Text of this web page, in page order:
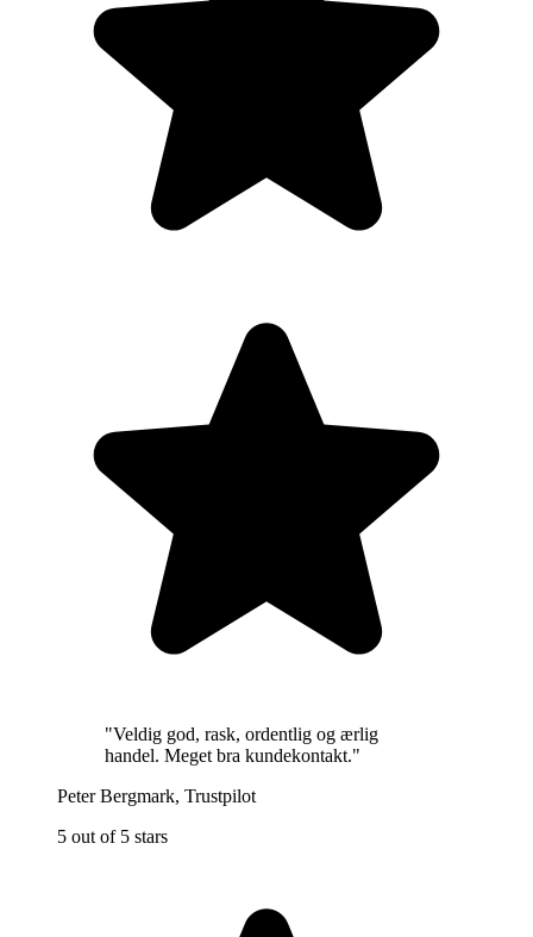
"Veldig god, rask, ordentlig og ærlig
handel. Meget bra kundekontakt."
Peter Bergmark, Trustpilot
5 out of 5 stars